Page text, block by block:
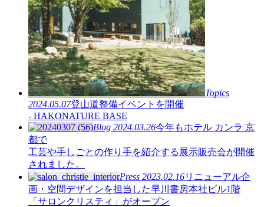
Topics
2024.05.07登山道整備イベントを開催
- HAKONATURE BASE
Blog 2024.03.26今年もホテル カンラ 京
都で
工芸や手しごとの作り手を紹介する展示販売会が開催
されました。
Press 2023.02.16リニューアル企
画・空間デザインを担当した早川書房本社ビル1階
「サロンクリスティ」がオープン